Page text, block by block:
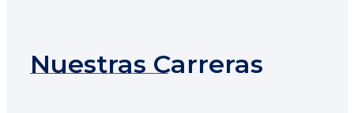
Nuestras Carreras